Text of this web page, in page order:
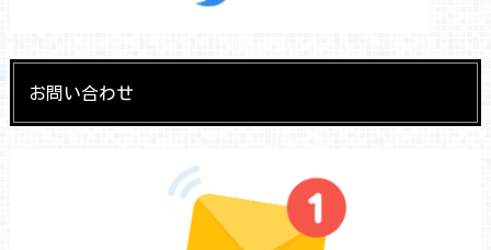
お問い合わせ